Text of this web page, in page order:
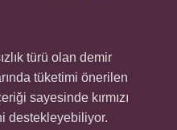
türü olan demir
tüketimi önerilen
sayesinde kırmızı
destekleyebiliyor.